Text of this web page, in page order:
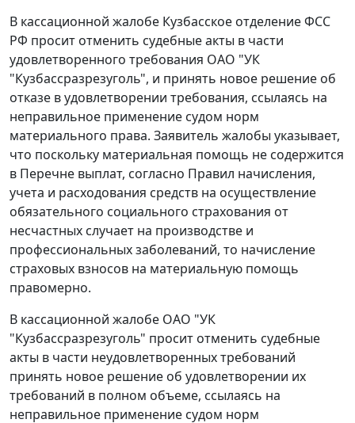
В кассационной жалобе Кузбасское отделение ФСС
РФ просит отменить судебные акты в части
удовлетворенного требования ОАО "УК
"Кузбассразрезуголь", и принять новое решение об
отказе в удовлетворении требования, ссылаясь на
неправильное применение судом норм
материального права. Заявитель жалобы указывает,
что поскольку материальная помощь не содержится
в Перечне выплат, согласно Правил начисления,
учета и расходования средств на осуществление
обязательного социального страхования от
несчастных случает на производстве и
профессиональных заболеваний, то начисление
страховых взносов на материальную помощь
правомерно.
В кассационной жалобе ОАО "УК
"Кузбассразрезуголь" просит отменить судебные
акты в части неудовлетворенных требований
принять новое решение об удовлетворении их
требований в полном объеме, ссылаясь на
неправильное применение судом норм